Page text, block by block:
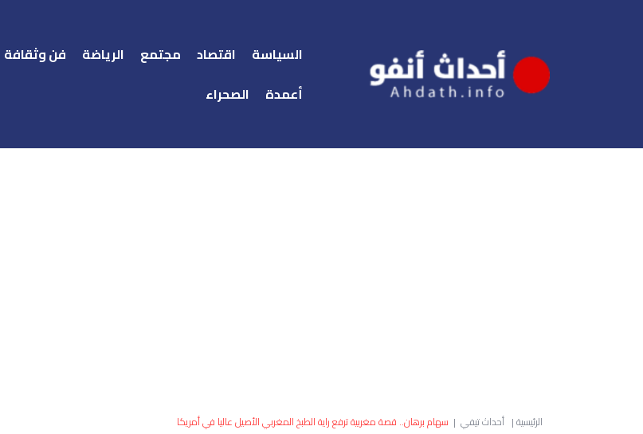
السياسة اقتصاد مجتمع الرياضة فن وثقافة
أعمدة
الصحراء
الرئيسية| أحداث تيفي | سهام برهان.. قصة مغربية ترفع راية الطبخ المغربي الأصيل عاليا في أمريكا